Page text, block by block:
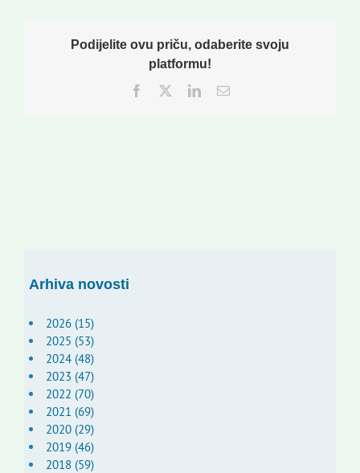
Podijelite ovu priču, odaberite svoju
platformu!
Facebook
TwitterLinkedInEmail:
Arhiva novosti
2026 (15)
2025 (53)
2024 (48)
2023 (47)
2022 (70)
2021 (69)
2020 (29)
2019 (46)
2018 (59)